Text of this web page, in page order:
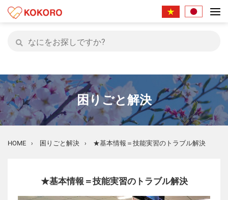
困りごと解決
HOME › 困りごと解決 › ★基本情報＝技能実習のトラブル解決
★基本情報＝技能実習のトラブル解決